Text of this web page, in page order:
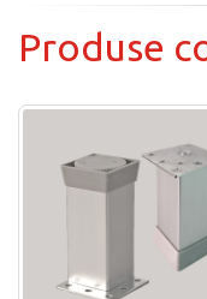
Produse